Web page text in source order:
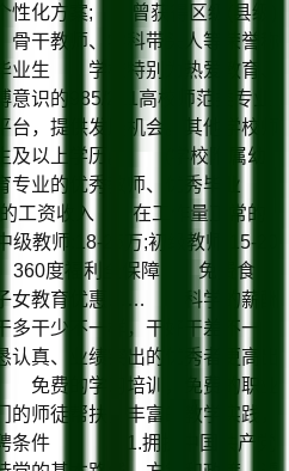
性化方案; 曾获得区级(县级)
干教师、学科带头人等荣誉称
生 学校特别为热爱教育、
识的985/211高校师范类专业
，提供发展机会。其他学校师
及以上学历。 (学校附属幼
专业的优秀教师、优秀毕业
资收入 在工作量正常的
教师:18-25万;初级教师:15-20
360度福利全保障 免费食
子女教育优惠…… 科学的薪酬
干少不一样，干好干差不一
真、业绩突出的优秀者更高出
费的学习培训，免费的职业
师徒帮扶，丰富的教学实践，
条件 1.拥护中国共产党